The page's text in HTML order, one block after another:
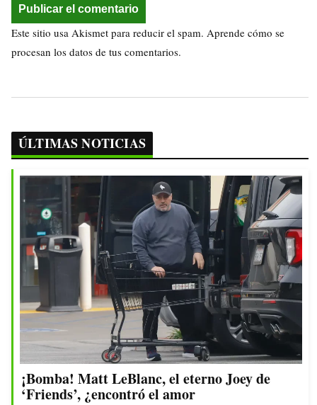
Este sitio usa Akismet para reducir el spam. Aprende cómo se
procesan los datos de tus comentarios.
ÚLTIMAS NOTICIAS
¡Bomba! Matt LeBlanc, el eterno Joey de
‘Friends’, ¿encontró el amor